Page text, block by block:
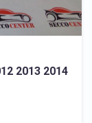
2013 2014